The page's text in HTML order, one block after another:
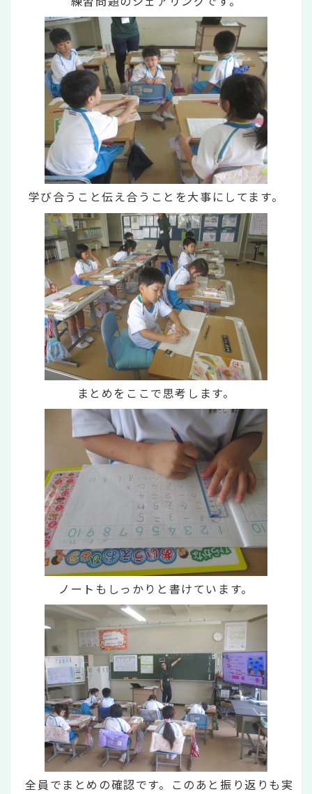
学び合うこと伝え合うことを大事にしてます。
まとめをここで思考します。
ノートもしっかりと書けています。
全員でまとめの確認です。このあと振り返りも実